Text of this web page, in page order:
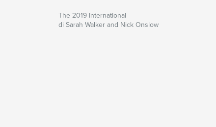
The 2019 International
di Sarah Walker and Nick Onslow